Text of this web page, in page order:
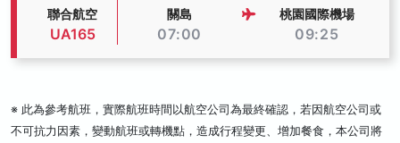
聯合航空
UA165
關島
07:00
桃園國際機場
09:25
※ 此為參考航班，實際航班時間以航空公司為最終確認，若因航空公司或
不可抗力因素，變動航班或轉機點，造成行程變更、增加餐食，本公司將